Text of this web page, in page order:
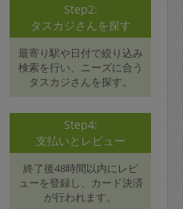
Step2:
タスカジさんを探す
最寄り駅や日付で絞り込み
検索を行い、ニーズに合う
タスカジさんを探す。
Step4:
支払いとレビュー
終了後48時間以内にレビ
ューを登録し、カード決済
が行われます。